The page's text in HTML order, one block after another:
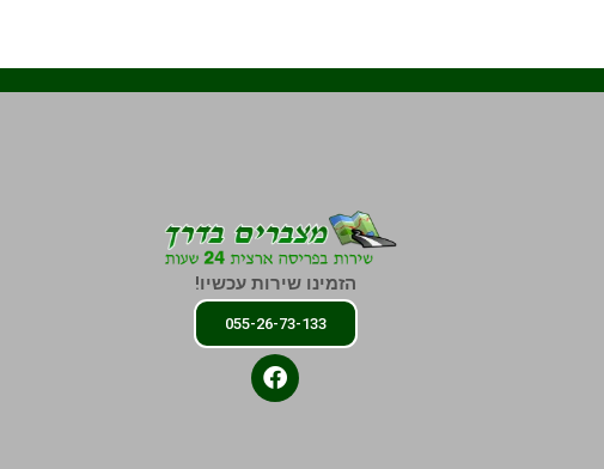
הזמינו שירות עכשיו!
055-26-73-133